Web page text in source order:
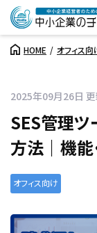
HOME オフィス向
2025年09月26日
SES管理
方法｜機能
オフィス向け